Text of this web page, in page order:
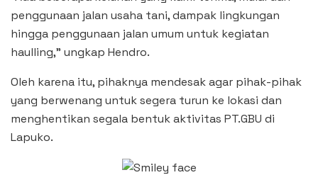
penggunaan jalan usaha tani, dampak lingkungan
hingga penggunaan jalan umum untuk kegiatan
haulling,” ungkap Hendro.
Oleh karena itu, pihaknya mendesak agar pihak-pihak
yang berwenang untuk segera turun ke lokasi dan
menghentikan segala bentuk aktivitas PT.GBU di
Lapuko.